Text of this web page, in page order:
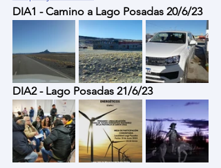
DIA1 - Camino a Lago Posadas 20/6/23
DIA2 - Lago Posadas 21/6/23